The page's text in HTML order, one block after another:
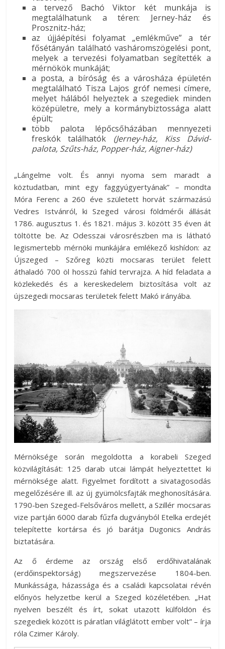
a tervező Bachó Viktor két munkája is
megtalálhatunk a téren: Jerney-ház és
Prosznitz-ház;
az újjáépítési folyamat „emlékműve” a tér
fősétányán található vasháromszögelési pont,
melyek a tervezési folyamatban segítették a
mérnökök munkáját;
a posta, a bíróság és a városháza épületén
megtalálható Tisza Lajos gróf nemesi címere,
melyet hálából helyeztek a szegediek minden
középületre, mely a kormánybiztossága alatt
épült;
több palota lépőcsőházában mennyezeti
freskók találhatók (Jerney-ház, Kiss Dávid-
palota, Szűts-ház, Popper-ház, Aigner-ház)
„Lángelme volt. És annyi nyoma sem maradt a
köztudatban, mint egy faggyúgyertyának”– mondta
Móra Ferenc a 260 éve született horvát származású
Vedres Istvánról, ki Szeged városi földmérői állását
1786. augusztus 1. és 1821. május 3. között 35 éven át
töltötte be. Az Odesszai városrészben ma is látható
legismertebb mérnöki munkájára emlékező kishídon: az
Újszeged – Szőreg közti mocsaras terület felett
áthaladó 700 öl hosszú fahíd tervrajza. A híd feladata a
közlekedés és a kereskedelem biztosítása volt az
újszegedi mocsaras területek felett Makó irányába.
Mérnöksége során megoldotta a korabeli Szeged
közvilágítását: 125 darab utcai lámpát helyeztettet ki
mérnöksége alatt. Figyelmet fordított a sivatagosodás
megelőzésére ill. az új gyümölcsfajták meghonosítására.
1790-ben Szeged-Felsőváros mellett, a Szillér mocsaras
vize partján 6000 darab fűzfa dugványból Etelka erdejét
telepítette kortársa és jó barátja Dugonics András
biztatására.
Az ő érdeme az ország első erdőhivatalának
(erdőinspektorság) megszervezése 1804-ben.
Munkássága, házassága és a családi kapcsolatai révén
előnyös helyzetbe kerül a Szeged közéletében. „Hat
nyelven beszélt és írt, sokat utazott külföldön és
szegediek között is páratlan világlátott ember volt” – írja
róla Czimer Károly.